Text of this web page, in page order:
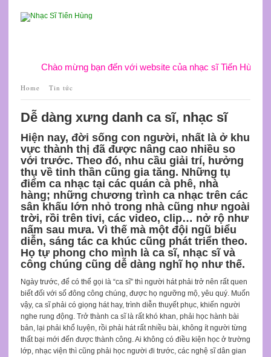
Chào mừng bạn đến với website của nhạc sĩ Tiến Hùng
Home Tin tức
Dễ dàng xưng danh ca sĩ, nhạc sĩ
Hiện nay, đời sống con người, nhất là ở khu
vực thành thị đã được nâng cao nhiều so
với trước. Theo đó, nhu cầu giải trí, hưởng
thụ về tinh thần cũng gia tăng. Những tụ
điểm ca nhạc tại các quán cà phê, nhà
hàng; những chương trình ca nhạc trên các
sân khấu lớn nhỏ trong nhà cũng như ngoài
trời, rồi trên tivi, các video, clip… nở rộ như
nấm sau mưa. Vì thế mà một đội ngũ biểu
diễn, sáng tác ca khúc cũng phát triển theo.
Họ tự phong cho mình là ca sĩ, nhạc sĩ và
công chúng cũng dễ dàng nghĩ họ như thế.
Ngày trước, để có thể gọi là “ca sĩ” thì người hát phải trở nên rất quen
biết đối với số đông công chúng, được họ ngưỡng mộ, yêu quý. Muốn
vậy, ca sĩ phải có giọng hát hay, trình diễn thuyết phục, khiến người
nghe rung động. Trở thành ca sĩ là rất khó khan, phải học hành bài
bản, lại phải khổ luyện, rồi phải hát rất nhiều bài, không ít người từng
thất bại mới đến được thành công. Ai không có điều kiện học ở trường
lớp, nhạc viện thì cũng phải học người đi trước, các nghệ sĩ dân gian